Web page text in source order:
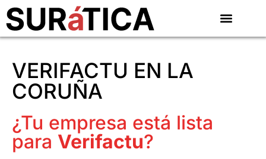
VERIFACTU EN LA
CORUÑA
¿Tu empresa está lista
para Verifactu?